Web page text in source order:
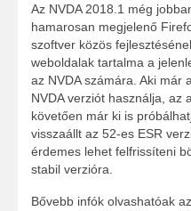
Az NVDA 2018.1 még
hamarosan megjelenő
szoftver közös
weboldalak tartalma a
az NVDA számára. Aki már
NVDA verziót használja, az
követően már ki is
visszaállt az 52-es ESR
érdemes lehet felfrissíteni
stabil verzióra.
Bővebb infók olvashatóak